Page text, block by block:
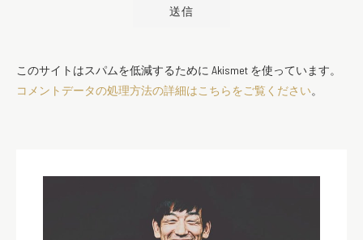
このサイトはスパムを低減するために Akismet を使っています。
コメントデータの処理方法の詳細はこちらをご覧ください。